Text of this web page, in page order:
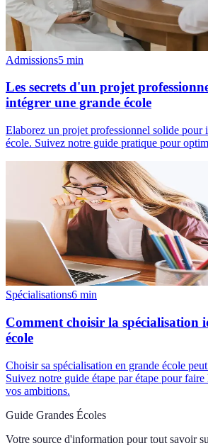
Admissions5 min
Les secrets d'un projet
intégrer une grande école
Elaborez un projet professionnel solide pour
école. Suivez notre guide pratique pour
Spécialisations6 min
Comment choisir la spécialisation
école
Choisir sa spécialisation en grande école
Suivez notre guide étape par étape pour
vos ambitions.
Guide Grandes Écoles
Votre source d'information pour tout savoir